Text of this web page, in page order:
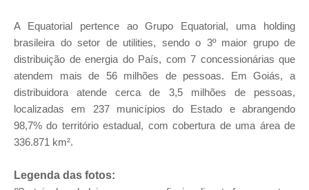
A Equatorial pertence ao Grupo Equatorial, uma holding
brasileira do setor de utilities, sendo o 3º maior grupo de
distribuição de energia do País, com 7 concessionárias que
atendem mais de 56 milhões de pessoas. Em Goiás, a
distribuidora atende cerca de 3,5 milhões de pessoas,
localizadas em 237 municípios do Estado e abrangendo
98,7% do território estadual, com cobertura de uma área de
336.871 km².
Legenda das fotos: